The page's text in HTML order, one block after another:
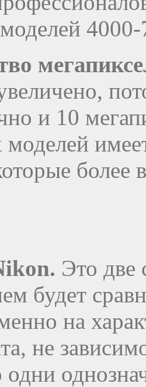
и 10
более
Это
будет
на
не
одни